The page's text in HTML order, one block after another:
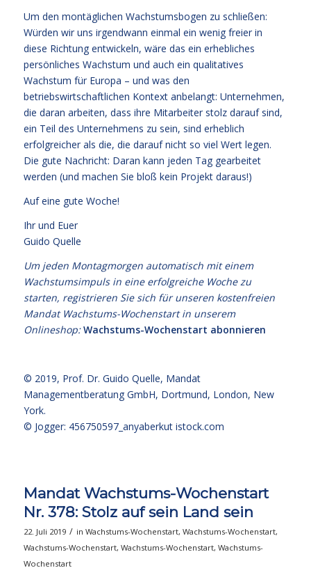
Um den montäglichen Wachstumsbogen zu schließen:
Würden wir uns irgendwann einmal ein wenig freier in
diese Richtung entwickeln, wäre das ein erhebliches
persönliches Wachstum und auch ein qualitatives
Wachstum für Europa – und was den
betriebswirtschaftlichen Kontext anbelangt: Unternehmen,
die daran arbeiten, dass ihre Mitarbeiter stolz darauf sind,
ein Teil des Unternehmens zu sein, sind erheblich
erfolgreicher als die, die darauf nicht so viel Wert legen.
Die gute Nachricht: Daran kann jeden Tag gearbeitet
werden (und machen Sie bloß kein Projekt daraus!)
Auf eine gute Woche!
Ihr und Euer
Guido Quelle
Um jeden Montagmorgen automatisch mit einem
Wachstumsimpuls in eine erfolgreiche Woche zu
starten, registrieren Sie sich für unseren kostenfreien
Mandat Wachstums-Wochenstart in unserem
Onlineshop:Wachstums-Wochenstart abonnieren
© 2019, Prof. Dr. Guido Quelle, Mandat
Managementberatung GmbH, Dortmund, London, New
York.
© Jogger: 456750597_anyaberkut istock.com
Mandat Wachstums-Wochenstart
Nr. 378: Stolz auf sein Land sein
22. Juli 2019 / in Wachstums-Wochenstart, Wachstums-Wochenstart,
Wachstums-Wochenstart, Wachstums-Wochenstart, Wachstums-
Wochenstart